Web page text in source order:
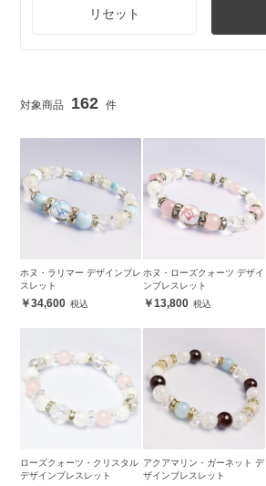
リセット
162
ホヌ・ラリマー デザインブレ
スレット
34,600
ホヌ・ローズクォーツ デザイ
ンブレスレット
13,800
ローズクォーツ・クリスタル
デザインブレスレット
アクアマリン・ガーネット デ
ザインブレスレット